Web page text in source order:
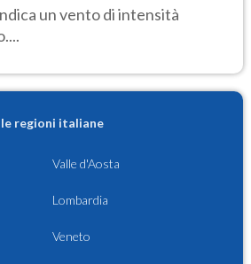
un vento di intensità
regioni italiane
Valle d'Aosta
Lombardia
Veneto